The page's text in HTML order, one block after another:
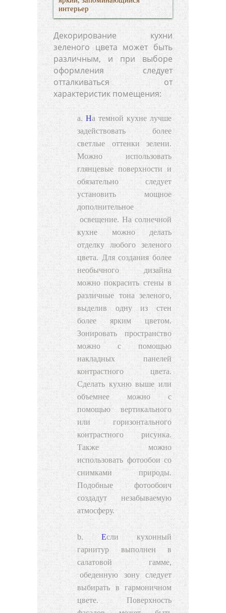
интерьер
Декорирование кухни
зеленого цвета может быть
различным, и при выборе
оформления следует
отталкиваться от
характеристик помещения:
На темной кухне лучше
задействовать более
светлые оттенки зелени.
Можно использовать
глянцевые поверхности и
обязательно следует
установить мощное
дополнительное
освещение. На солнечной
кухне можно делать
отделку любого зеленого
цвета. Для создания более
необычного дизайна
можно покрасить стены в
различные тона зеленого,
выделив одну из стен
более ярким цветом.
Зонировать пространство
можно с помощью
накладных панелей
контрастного цвета.
Сделать кухню выше или
объемнее можно с
помощью вертикального
или горизонтального
контрастного рисунка.
Также можно
использовать фотообои со
снимками природы.
Подобные фотообоич
создадут незабываемую
атмосферу.
Если кухонный
гарнитур выполнен в
салатовой гамме,
обеденную зонуследует
выбирать в гармоничном
цвете. Поверхность